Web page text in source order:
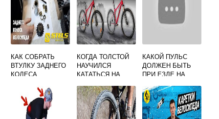
КАК СОБРАТЬ
ВТУЛКУ ЗАДНЕГО
КОЛЕСА
КОГДА ТОЛСТОЙ
НАУЧИЛСЯ
КАТАТЬСЯ НА
КАКОЙ ПУЛЬС
ДОЛЖЕН БЫТЬ
ПРИ ЕЗДЕ НА